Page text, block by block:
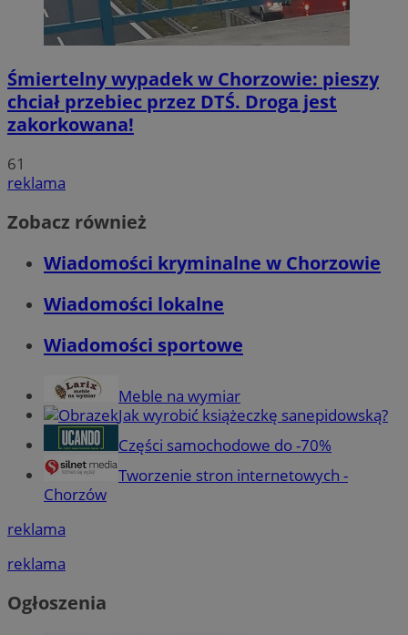
Śmiertelny wypadek w Chorzowie: pieszy
chciał przebiec przez DTŚ. Droga jest
zakorkowana!
61
reklama
Zobacz również
Wiadomości kryminalne w Chorzowie
Wiadomości lokalne
Wiadomości sportowe
Meble na wymiar
Jak wyrobić książeczkę sanepidowską?
Części samochodowe do -70%
Tworzenie stron internetowych -
Chorzów
reklama
reklama
Ogłoszenia